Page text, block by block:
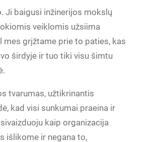
Ji baigusi inžinerijos mokslų
veiklomis užsiima
grįžtame prie to paties, kas
širdyje ir tuo tiki visu šimtu
tvarumas, užtikrinantis
kad visi sunkumai praeina ir
kaip organizacija
išlikome ir negana to,